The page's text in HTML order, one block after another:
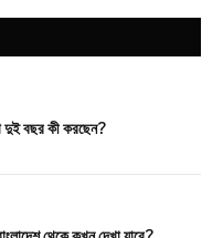
দুই বছর কী করছেন?